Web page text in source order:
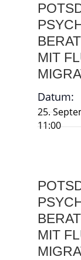
MIT
Datum:
25.
11:00
MIT